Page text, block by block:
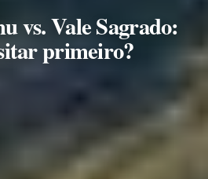
vs. Vale Sagrado:
primeiro?